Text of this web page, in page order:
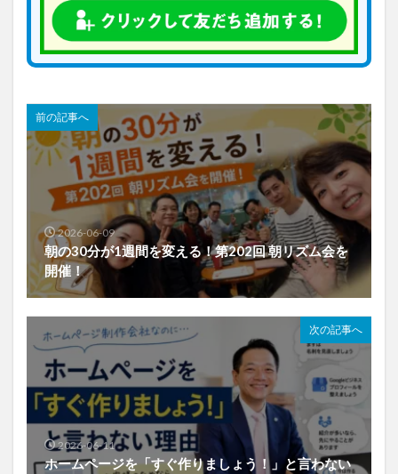
前の記事へ
2026-06-09
朝の30分が1週間を変える！第202回 朝リズム会を
開催！
次の記事へ
2026-06-11
ホームページを「すぐ作りましょう！」と言わない